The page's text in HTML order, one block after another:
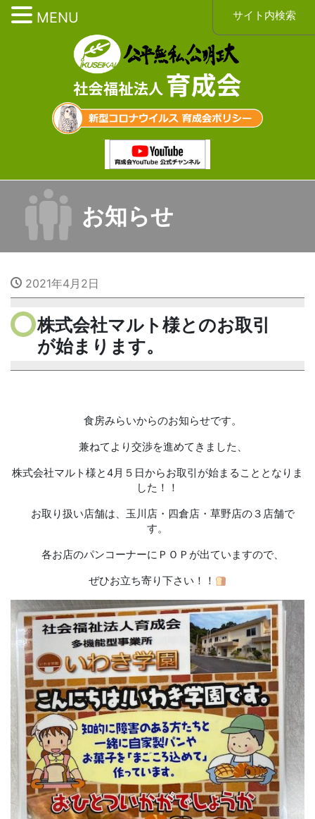
お知らせ
2021年4月2日
株式会社マルト様とのお取引
が始まります。
食房みらいからのお知らせです。
兼ねてより交渉を進めてきました、
株式会社マルト様と4月５日からお取引が始まることとなりま
した！！
お取り扱い店舗は、玉川店・四倉店・草野店の３店舗で
す。
各お店のパンコーナーにＰＯＰが出ていますので、
ぜひお立ち寄り下さい！！
サイト内検索
MENU